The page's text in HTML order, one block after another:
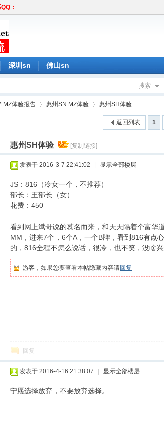
：
深圳sn 佛山sn
搜索
MZ体验报告
›
惠州SN MZ体验
›
惠州SH体验
1
返回列表
惠州SH体验 [复制链接]
发表于 2016-3-7 22:41:02 显示全部楼层
JS：816（冷女一个，不推荐）
部长：王部长（女）
花费：450
看到网上斌哥说的慕名而来，和天天隔着个富华
MM，进来7个，6个A，一个B牌，看到816有点
的，816全程不怎么说话，很冷，也不笑，没啥
游客，如果您要查看本帖隐藏内容请回复
回复
发表于 2016-4-16 21:38:07 显示全部楼层
宁愿选择放弃，不要放弃选择。